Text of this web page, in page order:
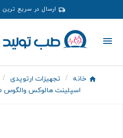
ارسال در سریع
خانه تجهیزات ارتوپدی
اسپلینت هالوکس